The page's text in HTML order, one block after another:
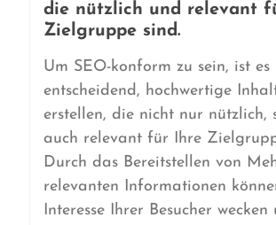
die nützlich und relevant
Zielgruppe sind.
Um SEO-konform zu sein, ist es
entscheidend, hochwertige
erstellen, die nicht nur nützlich,
auch relevant für Ihre
Durch das Bereitstellen von
relevanten Informationen
Interesse Ihrer Besucher wecken